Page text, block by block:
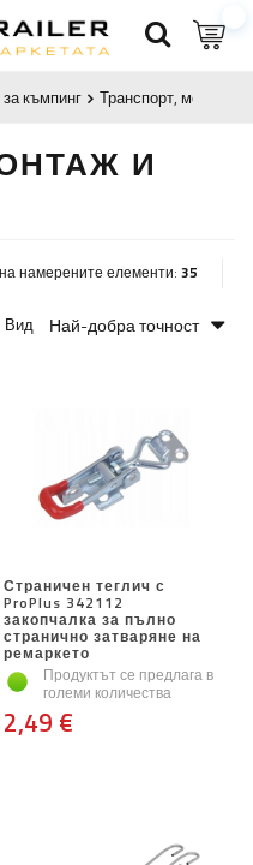
къмпинг Транспорт, монтаж и
И
намерените елементи: 35
Вид Най-добра точност
Страничен теглич с
ProPlus 342112
закопчалка за пълно
странично затваряне на
ремаркето
Продуктът се предлага в
големи количества
2,49 €